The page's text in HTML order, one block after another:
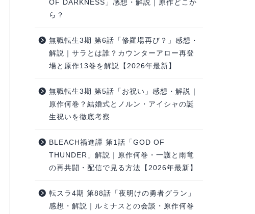
OF DARKNESS」感想・解説｜原作どこか
ら？
無職転生3期 第6話「修羅場再び？」感想・
解説｜サラとは誰？カウンターアロー再登
場と原作13巻を解説【2026年最新】
無職転生3期 第5話「お祝い」感想・解説｜
原作何巻？結婚式とノルン・アイシャの誕
生祝いを徹底考察
BLEACH禍進譚 第1話「GOD OF
THUNDER」解説｜原作何巻・一護と雨竜
の再共闘・配信で見る方法【2026年最新】
転スラ4期 第88話「夜明けの勇者グラン」
感想・解説｜ルミナスとの会談・原作何巻